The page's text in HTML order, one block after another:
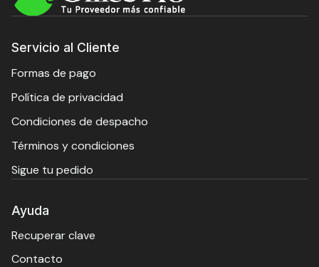
Servicio al Cliente
Formas de pago
Política de privacidad
Condiciones de despacho
Términos y condiciones
Sigue tu pedido
Ayuda
Recuperar clave
Contacto